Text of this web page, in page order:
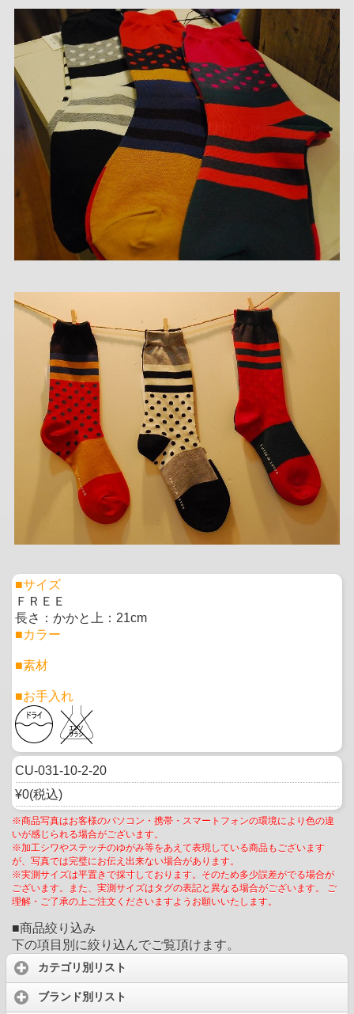
■サイズ
ＦＲＥＥ
長さ：かかと上：21cm
■カラー
■素材
■お手入れ
CU-031-10-2-20
¥0(税込)
※商品写真はお客様のパソコン・携帯・スマートフォンの環境により色の違
いが感じられる場合がございます。
※加工シワやステッチのゆがみ等をあえて表現している商品もございます
が、写真では完璧にお伝え出来ない場合があります。
※実測サイズは平置きで採寸しております。そのため多少誤差がでる場合が
ございます。また、実測サイズはタグの表記と異なる場合がございます。 ご
理解・ご了承の上ご注文くださいますようお願いいたします。
■商品絞り込み
下の項目別に絞り込んでご覧頂けます。
カテゴリ別リスト
ブランド別リスト